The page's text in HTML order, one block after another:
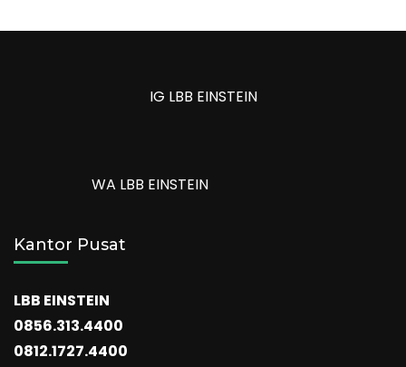
IG LBB EINSTEIN
WA LBB EINSTEIN
Kantor Pusat
LBB EINSTEIN
0856.313.4400
0812.1727.4400